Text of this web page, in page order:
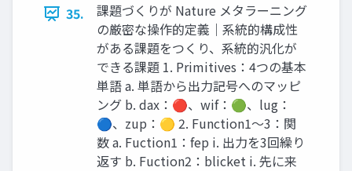
35.
課題づくりが Nature メタラーニング
の厳密な操作的定義｜系統的構成性
がある課題をつくり、系統的汎化が
できる課題 1. Primitives：4つの基本
単語 a. 単語から出力記号へのマッピ
ング b. dax：🔴、wif：🟢、lug：
🔵、zup：🟡 2. Function1〜3：関
数 a. Fuction1：fep i. 出力を3回繰り
返す b. Fuction2：blicket i. 先に来